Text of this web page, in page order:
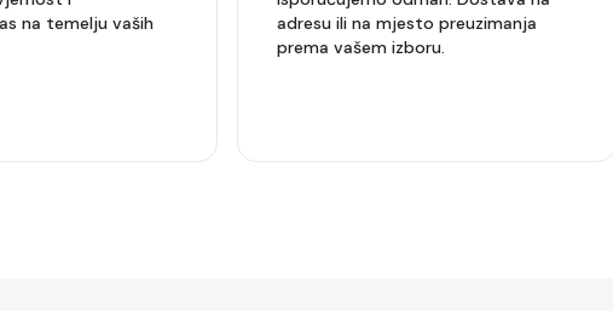
na temelju vaših
adresu ili na mjesto preuzimanja
prema vašem izboru.